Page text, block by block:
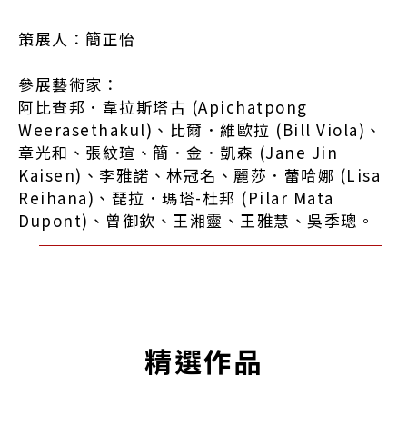
策展人：簡正怡
參展藝術家：
阿比查邦．韋拉斯塔古 (Apichatpong
Weerasethakul)、比爾．維歐拉 (Bill Viola)、
章光和、張紋瑄、簡．金．凱森 (Jane Jin
Kaisen)、李雅諾、林冠名、麗莎．蕾哈娜 (Lisa
Reihana)、琵拉．瑪塔-杜邦 (Pilar Mata
Dupont)、曾御欽、王湘靈、王雅慧、吳季璁。
精選作品